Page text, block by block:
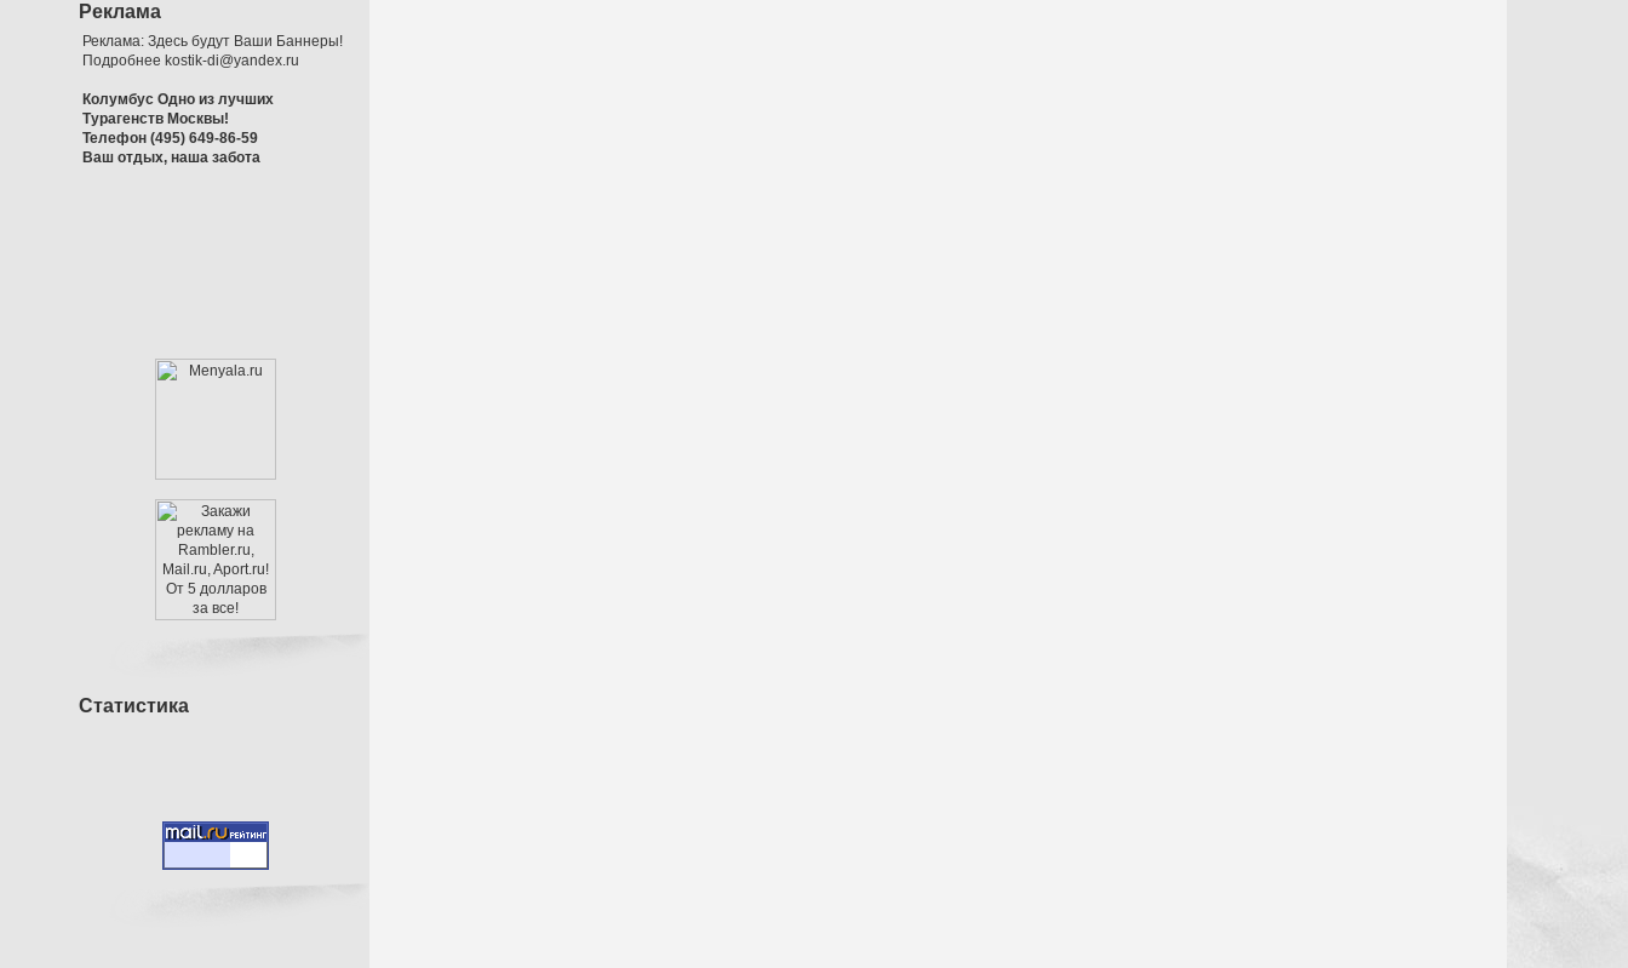
Реклама
Реклама: Здесь будут Ваши Баннеры!
Подробнее kostik-di@yandex.ru
Колумбус Одно из лучших
Турагенств Москвы!
Телефон (495) 649-86-59
Ваш отдых, наша забота
Статистика